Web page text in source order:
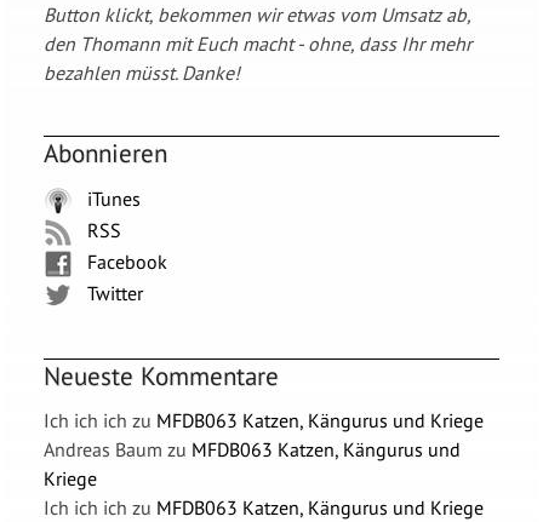
Button klickt, bekommen wir etwas vom Umsatz ab,
den Thomann mit Euch macht - ohne, dass Ihr mehr
bezahlen müsst. Danke!
Abonnieren
iTunes
RSS
Facebook
Twitter
Neueste Kommentare
Ich ich ich zu MFDB063 Katzen, Kängurus und Kriege
Andreas Baum zu MFDB063 Katzen, Kängurus und
Kriege
Ich ich ich zu MFDB063 Katzen, Kängurus und Kriege